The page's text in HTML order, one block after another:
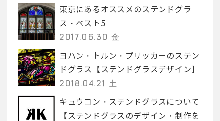
東京にあるオススメのステンドグラ
ス・ベスト5
2017.06.30 金
ヨハン・トルン・プリッカーのステン
ドグラス【ステンドグラスデザイン】
2018.04.21 土
キュウコン・ステンドグラスについて
【ステンドグラスのデザイン・制作を